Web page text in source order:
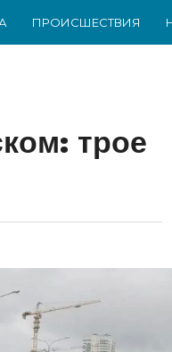
ПРОИСШЕСТВИЯ
трое